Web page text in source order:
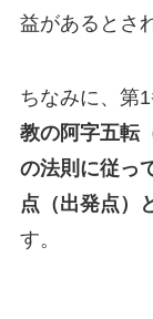
益があるとさ
ちなみに、第
教の阿字五転
の法則に従っ
点（出発点）
す。